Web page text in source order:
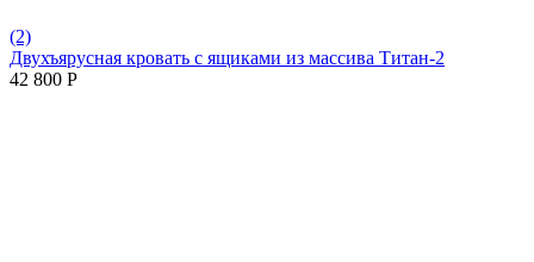
(2)
Двухъярусная кровать с ящиками из массива Титан-2
42 800 Р